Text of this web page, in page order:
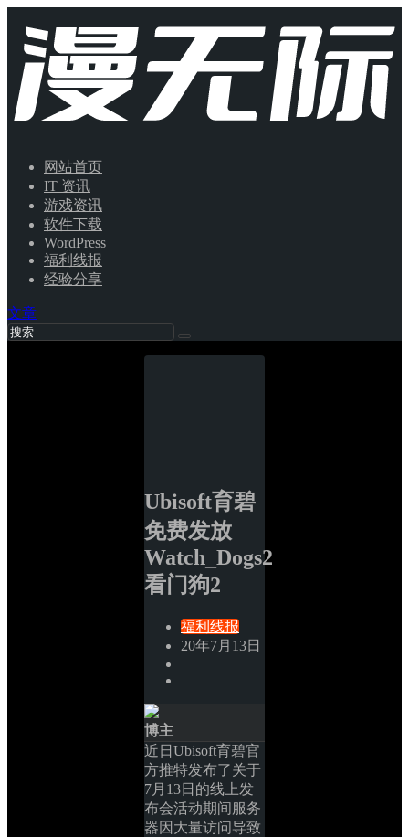
网站首页
IT 资讯
游戏资讯
软件下载
WordPress
福利线报
经验分享
文章
Ubisoft育碧
免费发放
Watch_Dogs2
看门狗2
福利线报
20年7月13日
博主
近日Ubisoft育碧官
方推特发布了关于
7月13日的线上发
布会活动期间服务
器因大量访问导致